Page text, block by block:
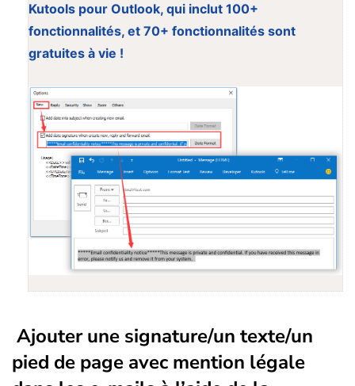
Kutools pour Outlook, qui inclut 100+
fonctionnalités, et 70+ fonctionnalités sont
gratuites à vie !
Ajouter une signature/un texte/un
pied de page avec mention légale